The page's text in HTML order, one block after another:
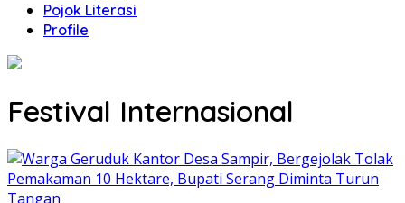
Pojok Literasi
Profile
Festival Internasional